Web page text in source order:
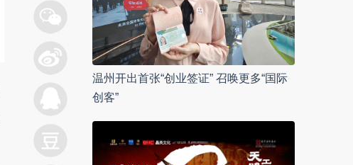
温州开出首张“创业签证” 召唤更多“国际
创客”